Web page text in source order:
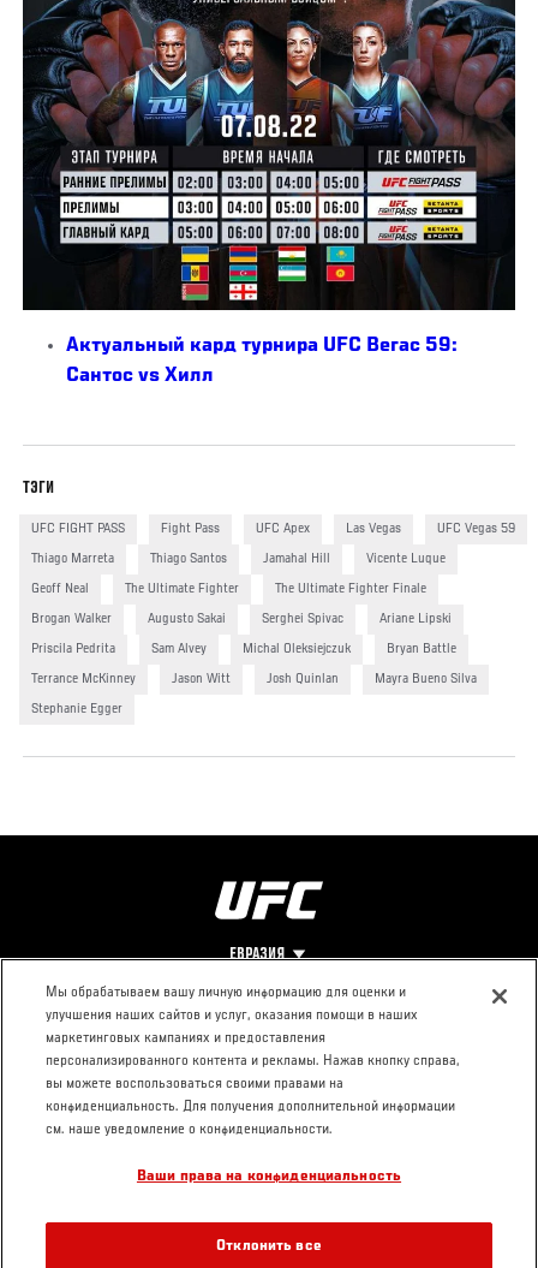
Актуальный кард турнира UFC Вегас 59:
Сантос vs Хилл
ТЭГИ
UFC FIGHT PASS Fight Pass UFC Apex Las Vegas UFC Vegas 59
Thiago Marreta Thiago Santos Jamahal Hill Vicente Luque
Geoff Neal The Ultimate Fighter The Ultimate Fighter Finale
Brogan Walker Augusto Sakai Serghei Spivac Ariane Lipski
Priscila Pedrita Sam Alvey Michal Oleksiejczuk Bryan Battle
Terrance McKinney Jason Witt Josh Quinlan Mayra Bueno Silva
Stephanie Egger
ЕВРАЗИЯ
Footer
О UFC
Про ММА
Социальная
ответственность
КОНТАКТЫ
Пресс-центр
Условия
использования
Мы обрабатываем вашу личную информацию для оценки и
улучшения наших сайтов и услуг, оказания помощи в наших
маркетинговых кампаниях и предоставления
персонализированного контента и рекламы. Нажав кнопку справа,
вы можете воспользоваться своими правами на
конфиденциальность. Для получения дополнительной информации
см. наше уведомление о конфиденциальности.
Ваши права на конфиденциальность
Отклонить все